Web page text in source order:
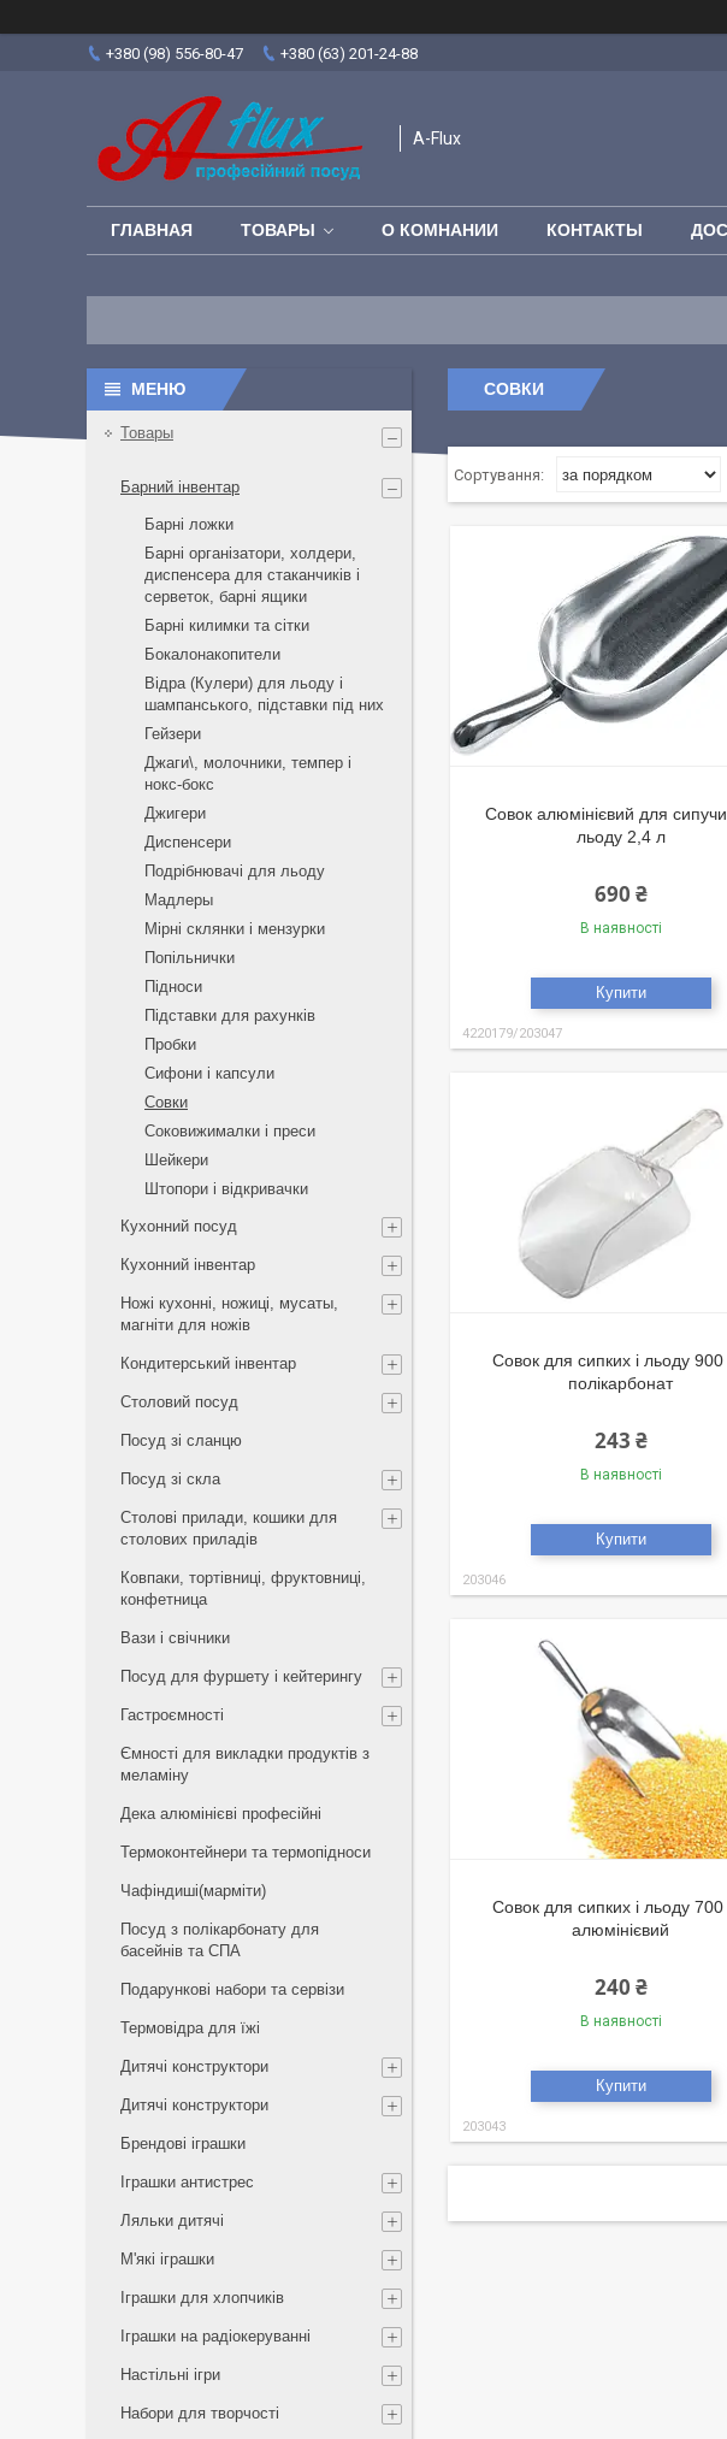
+380 (98) 556-80-47 +380 (63) 201-24-88
A-Flux
ГЛАВНАЯ ТОВАРЫ О КОМНАНИИ КОНТАКТЫ
СОВКИ
Совок алюмінієвий для
льоду 2,4 л
690 ₴
В наявності
Купити
4220179/203047
Совок для сипких і льоду
полікарбонат
243 ₴
В наявності
Купити
203046
Совок для сипких і льоду
алюмінієвий
240 ₴
В наявності
Купити
203043
Товары
Барний інвентар
Барні ложки
Барні організатори, холдери,
диспенсера для стаканчиків і
серветок, барні ящики
Барні килимки та сітки
Бокалонакопители
Відра (Кулери) для льоду і
шампанського, підставки під них
Гейзери
Джаги\, молочники, темпер і
нокс-бокс
Джигери
Диспенсери
Подрібнювачі для льоду
Мадлеры
Мірні склянки і мензурки
Попільнички
Підноси
Підставки для рахунків
Пробки
Сифони і капсули
Совки
Соковижималки і преси
Шейкери
Штопори і відкривачки
Кухонний посуд
Кухонний інвентар
Ножі кухонні, ножиці, мусаты,
магніти для ножів
Кондитерський інвентар
Столовий посуд
Посуд зі сланцю
Посуд зі скла
Столові прилади, кошики для
столових приладів
Ковпаки, тортівниці, фруктовниці,
конфетница
Вази і свічники
Посуд для фуршету і кейтерингу
Гастроємності
Ємності для викладки продуктів з
меламіну
Дека алюмінієві професійні
Термоконтейнери та термопідноси
Чафіндиші(марміти)
Посуд з полікарбонату для
басейнів та СПА
Подарункові набори та сервізи
Термовідра для їжі
Дитячі конструктори
Дитячі конструктори
Брендові іграшки
Іграшки антистрес
Ляльки дитячі
М'які іграшки
Іграшки для хлопчиків
Іграшки на радіокеруванні
Настільні ігри
Набори для творчості